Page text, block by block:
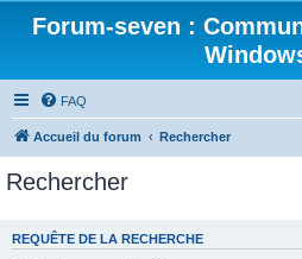
Forum-seven :
FAQ
Accueil du forum Rechercher
Rechercher
REQUÊTE DE LA RECHERCHE